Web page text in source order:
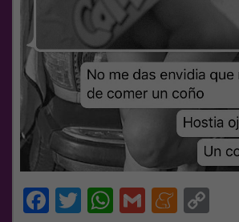
Facebook
Twitter
WhatsApp
Gmail